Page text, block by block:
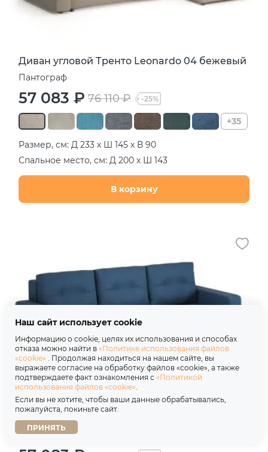
Диван угловой Тренто Leonardo 04 бежевый
Пантограф
57 083 ₽ 76 110 ₽ -25%
+35
Размер, см: Д 233 х Ш 145 х В 90
Спальное место, см: Д 200 х Ш 143
В корзину
Диван угловой Тренто Leonardo 12 синий
Пантограф
Наш сайт использует cookie
Информацию о cookie, целях их использования и способах
отказа можно найти в «Политике использования файлов
«cookie» . Продолжая находиться на нашем сайте, вы
выражаете согласие на обработку файлов «cookie», а также
подтверждаете факт ознакомления с «Политикой
использования файлов «cookie».
Если вы не хотите, чтобы ваши данные обрабатывались,
пожалуйста, покиньте сайт.
ПРИНЯТЬ